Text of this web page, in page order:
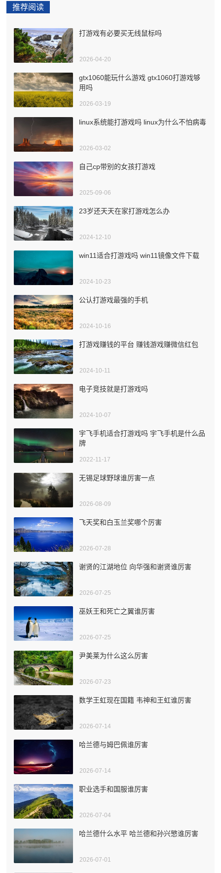
推荐阅读
打游戏有必要买无线鼠标吗
2026-04-20
gtx1060能玩什么游戏 gtx1060打游戏够
用吗
2026-03-19
linux系统能打游戏吗 linux为什么不怕病毒
2026-03-02
自己cp带别的女孩打游戏
2025-09-06
23岁还天天在家打游戏怎么办
2024-12-10
win11适合打游戏吗 win11镜像文件下载
2024-10-23
公认打游戏最强的手机
2024-10-16
打游戏赚钱的平台 赚钱游戏赚微信红包
2024-10-11
电子竞技就是打游戏吗
2024-10-07
宇飞手机适合打游戏吗 宇飞手机是什么品
牌
2022-11-17
无锡足球野球谁厉害一点
2026-08-09
飞天奖和白玉兰奖哪个厉害
2026-07-28
谢贤的江湖地位 向华强和谢贤谁厉害
2026-07-25
巫妖王和死亡之翼谁厉害
2026-07-25
尹美莱为什么这么厉害
2026-07-23
数学王虹现在国籍 韦神和王虹谁厉害
2026-07-14
哈兰德与姆巴佩谁厉害
2026-07-14
职业选手和国服谁厉害
2026-07-04
哈兰德什么水平 哈兰德和孙兴慜谁厉害
2026-07-01